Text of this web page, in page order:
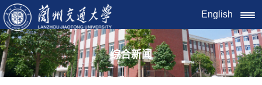
English
综合新闻